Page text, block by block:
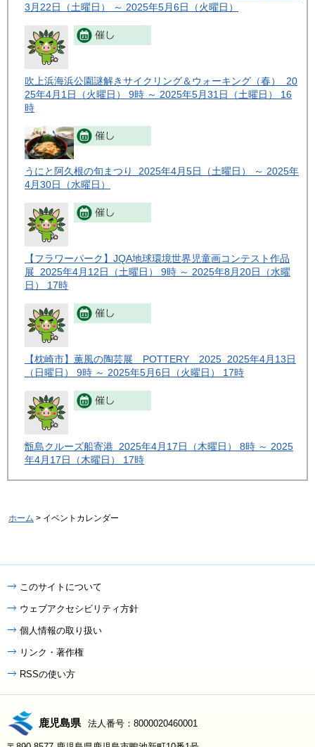
3月22日（土曜日） ～ 2025年5月6日（火曜日）
吹上浜海浜公園謎解きサイクリング＆ウォーキング（春） 20
25年4月1日（火曜日） 9時 ～ 2025年5月31日（土曜日） 16
時
うにと阿久根の旬まつり 2025年4月5日（土曜日） ～ 2025年
4月30日（水曜日）
【フラワーパーク】JQA地球環境世界児童画コンテスト作品
展 2025年4月12日（土曜日） 9時 ～ 2025年8月20日（水曜
日） 17時
【枕崎市】薫風の陶芸展 POTTERY 2025 2025年4月13日
（日曜日） 9時 ～ 2025年5月6日（火曜日） 17時
甑島クルーズ船寄港 2025年4月17日（木曜日） 8時 ～ 2025
年4月17日（木曜日） 17時
ホーム > イベントカレンダー
このサイトについて
ウェブアクセシビリティ方針
個人情報の取り扱い
リンク・著作権
RSSの使い方
鹿児島県 法人番号：8000020460001